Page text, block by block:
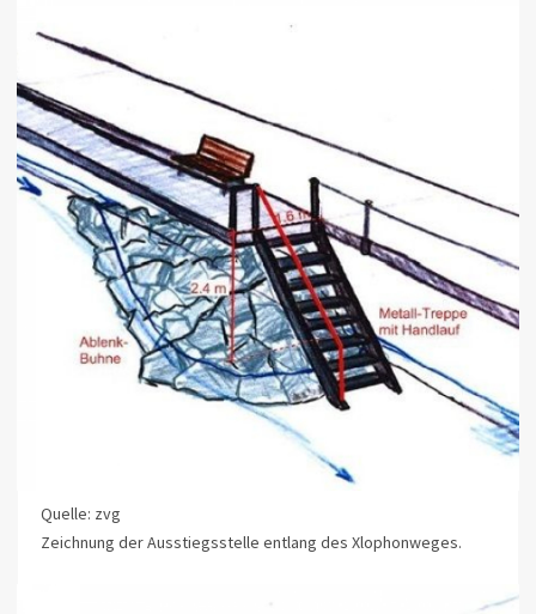
Quelle: zvg
Zeichnung der Ausstiegsstelle entlang des Xlophonweges.